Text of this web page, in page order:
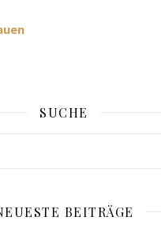
SUCHE
BEITRÄGE